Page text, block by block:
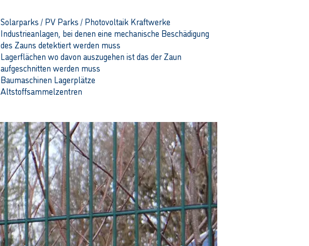
Solarparks / PV Parks / Photovoltaik Kraftwerke
Industrieanlagen, bei denen eine mechanische Beschädigung
des Zauns detektiert werden muss
Lagerflächen wo davon auszugehen ist das der Zaun
aufgeschnitten werden muss
Baumaschinen Lagerplätze
Altstoffsammelzentren